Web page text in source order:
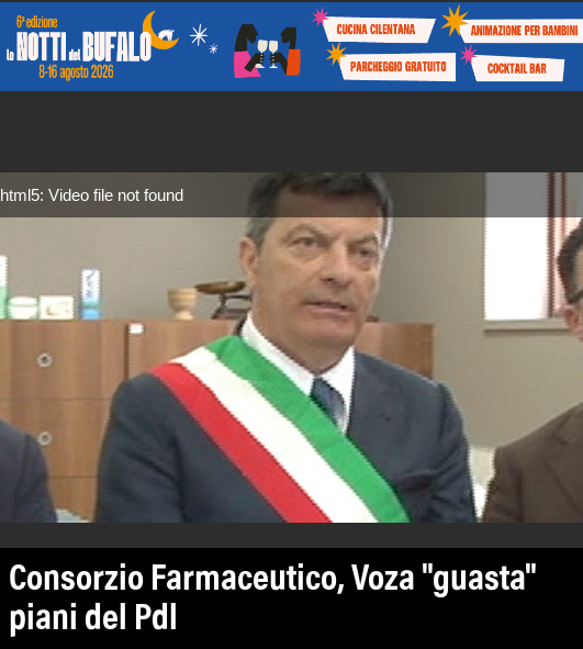
html5: Video file not found
Consorzio Farmaceutico, Voza "guasta"
piani del Pdl